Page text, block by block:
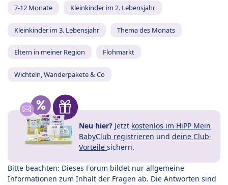
7-12 Monate Kleinkinder im 2. Lebensjahr
Kleinkinder im 3. Lebensjahr Thema des Monats
Eltern in meiner Region Flohmarkt
Wichteln, Wanderpakete & Co
Neu hier? Jetzt kostenlos im HiPP Mein
BabyClub registrieren und deine Club-
Vorteile sichern.
Bitte beachten: Dieses Forum bildet nur allgemeine
Informationen zum Inhalt der Fragen ab. Die Antworten sind